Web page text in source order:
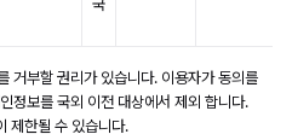
국
거부할 권리가 있습니다. 이용자가 동의를
정보를 국외 이전 대상에서 제외 합니다.
제한될 수 있습니다.